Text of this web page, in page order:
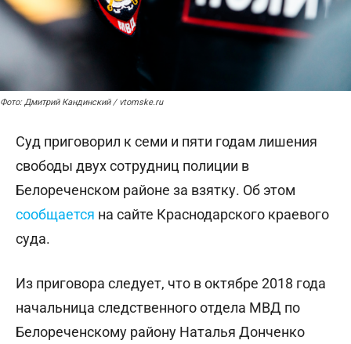
Фото: Дмитрий Кандинский / vtomske.ru
Суд приговорил к семи и пяти годам лишения
свободы двух сотрудниц полиции в
Белореченском районе за взятку. Об этом
сообщается на сайте Краснодарского краевого
суда.
Из приговора следует, что в октябре 2018 года
начальница следственного отдела МВД по
Белореченскому району Наталья Донченко